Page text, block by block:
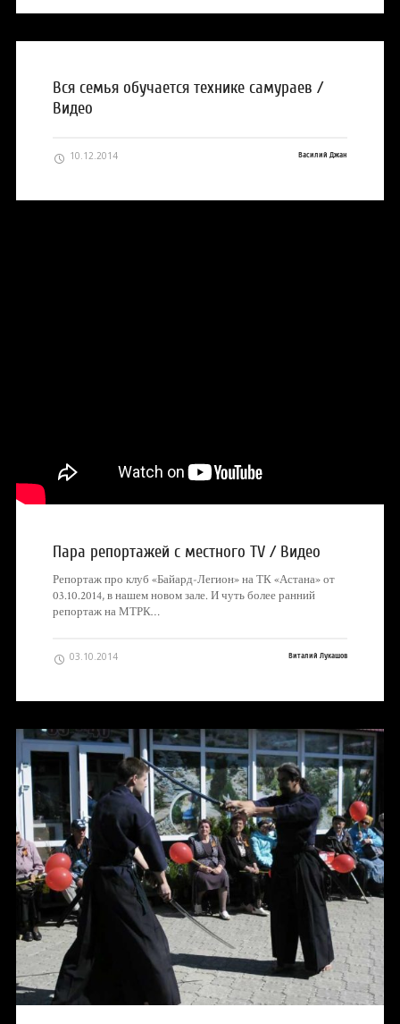
Вся семья обучается технике самураев /
Видео
10.12.2014 Василий Джан
Пара репортажей с местного TV / Видео
Репортаж про клуб «Байард-Легион» на ТК «Астана» от
03.10.2014, в нашем новом зале. И чуть более ранний
репортаж на МТРК…
03.10.2014 Виталий Лукашов